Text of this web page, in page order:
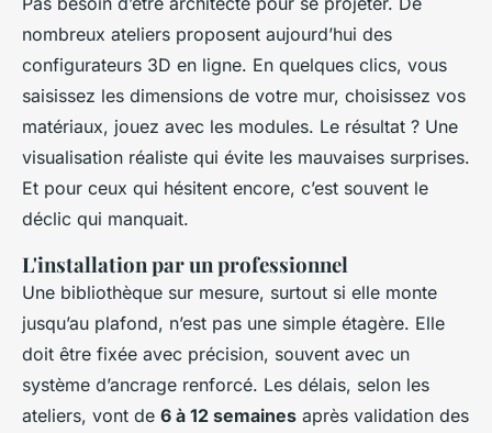
nombreux ateliers proposent aujourd’hui des
configurateurs 3D en ligne. En quelques clics, vous
saisissez les dimensions de votre mur, choisissez vos
matériaux, jouez avec les modules. Le résultat ? Une
visualisation réaliste qui évite les mauvaises surprises.
Et pour ceux qui hésitent encore, c’est souvent le
déclic qui manquait.
L'installation par un professionnel
Une bibliothèque sur mesure, surtout si elle monte
jusqu’au plafond, n’est pas une simple étagère. Elle
doit être fixée avec précision, souvent avec un
système d’ancrage renforcé. Les délais, selon les
ateliers, vont de 6 à 12 semaines après validation des